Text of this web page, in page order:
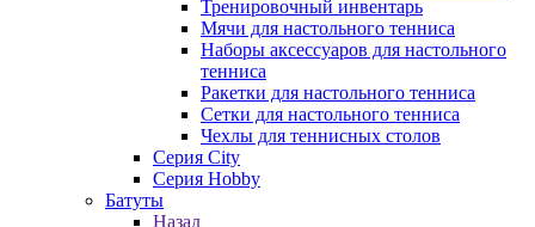
Тренировочный инвентарь
Мячи для настольного тенниса
Наборы аксессуаров для настольного
тенниса
Ракетки для настольного тенниса
Сетки для настольного тенниса
Чехлы для теннисных столов
Серия City
Серия Hobby
Батуты
Назад